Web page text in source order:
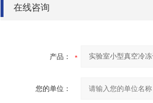
在线咨询
产品：
您的单位：